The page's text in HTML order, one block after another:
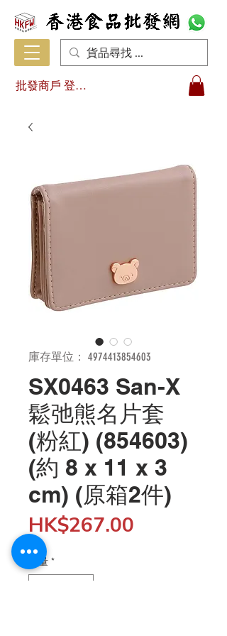
批發商戶 登入/註冊
庫存單位： 4974413854603
SX0463 San-X
鬆弛熊名片套
(粉紅) (854603)
(約 8 x 11 x 3
cm) (原箱2件)
HK$267.00
數量 *